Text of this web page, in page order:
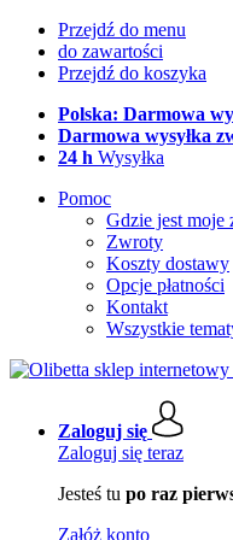
Przejdź do menu
do zawartości
Przejdź do koszyka
Polska: Darmowa
Darmowa wysyłka
24 h Wysyłka
Pomoc
Gdzie jest moje
Zwroty
Koszty dostawy
Opcje płatności
Kontakt
Wszystkie
Zaloguj się
Zaloguj się teraz
Jesteś tu po raz
Załóż konto